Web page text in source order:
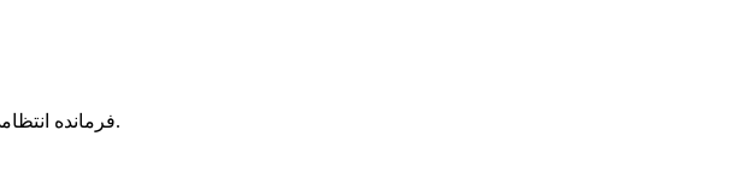
فرمانده انتظامي "ممسني" از آتش سوزي 200 هكتار از اراضي كشاورزي واقع در اطراف روستاي "فهلیان" آن شهرستان خبر داد.